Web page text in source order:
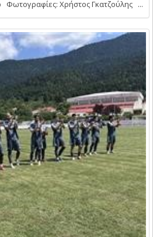
Φωτογραφίες: Χρήστος Γκατζούλης ...